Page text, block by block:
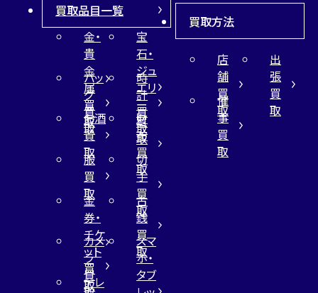
買取品目一覧
金・
貴
金
属
買
取
宝
石・
ジュ
エリ
ー
買
取
バッ
グ
買
取
時
計
買
取
お酒
買
取
財
布
買
取
服
買
取
切
手
買
取
金
券・
チケ
ット
買
取
古
銭
買
取
カメ
ラ
買
スマ
ホ・
タブ
テレ
買取方法
店
舗
買
取
出
張
買
取
催
事
買
取